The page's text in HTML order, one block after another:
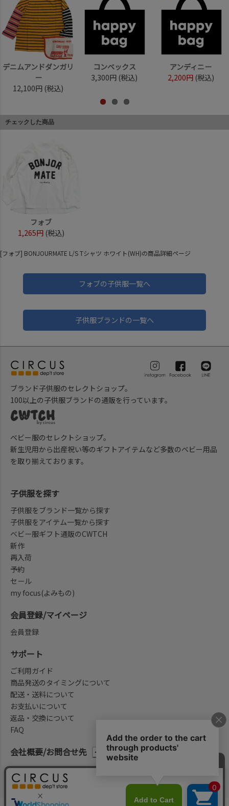
デニムアンドダンガリ
ー
12,100円 (税込)
コンベックス
3,300円 (税込)
アンディニー
2,200円 (税込)
チェックした商品
フォブ
1,265円 (税込)
[フォブ] BONJOURMATE L/S Tシャツ ホワイト(WH)の商品詳細ページ
フォブの子供服一覧へ
子供服ブランドの一覧へ
ブランド子供服のセレクトショップ。
100以上の子供服ブランドの通販を行っています。
ベビー服のセレクトショップ。
新生児用から出産祝い等のギフトアイテムなど多数のベビー用品
を取り揃えております。
会社概要/お問合せ先
子供服を探す
子供服をブランド一覧から探す
子供服をアイテム一覧から探す
ベビー服ギフト通販のCWTCH
新作
再入荷
予約
セール
my focus(よみもの)
会員登録/マイページ
会員登録
サポート
ご利用ガイド
商品発送のタイミングについて
配送・送料について
お支払いについて
返品・交換について
FAQ
法律に基づく表示 プライバシーポリシー